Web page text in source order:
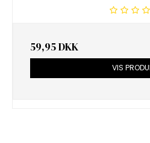
59,95 DKK
VIS